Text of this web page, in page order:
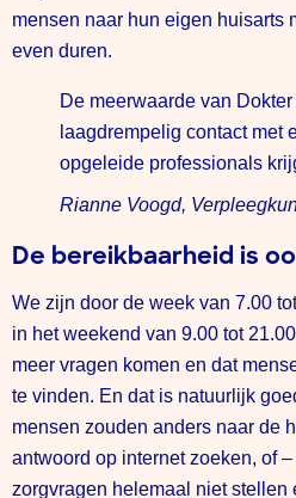
mensen naar hun eigen huisarts
even duren.
De meerwaarde van
laagdrempelig contact met
opgeleide professionals
Rianne Voogd,
De bereikbaarheid is
We zijn door de week van 7.00
in het weekend van 9.00 tot
meer vragen komen en dat
te vinden. En dat is natuurlijk
mensen zouden anders naar de
antwoord op internet zoeken, of
zorgvragen helemaal niet stellen